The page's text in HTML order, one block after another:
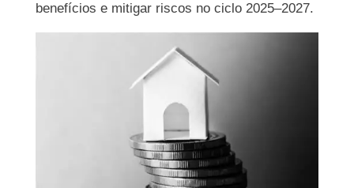
benefícios e mitigar riscos no ciclo 2025–2027.